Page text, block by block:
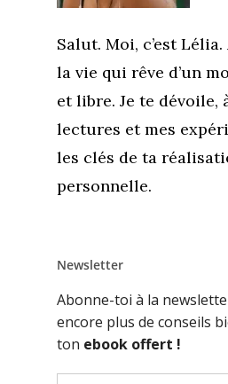
Salut. Moi, c’est
la vie qui rêve d’un
et libre. Je te dévoile,
lectures et mes
les clés de ta
personnelle.
Newsletter